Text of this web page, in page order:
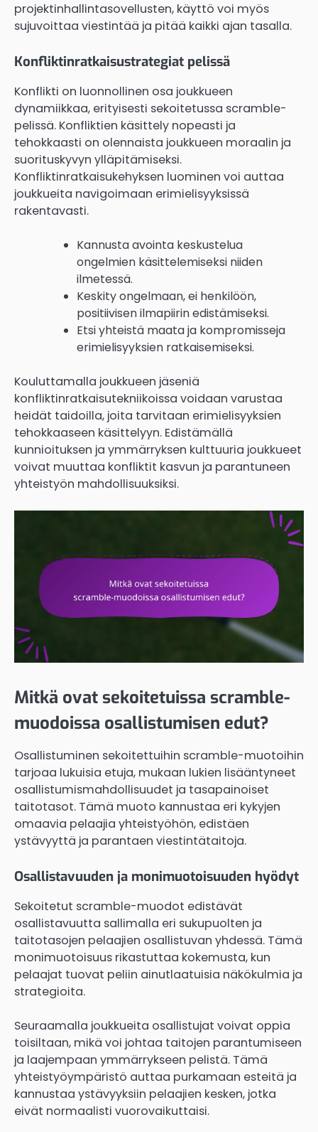
projektinhallintasovellusten, käyttö voi myös
sujuvoittaa viestintää ja pitää kaikki ajan tasalla.
Konfliktinratkaisustrategiat pelissä
Konflikti on luonnollinen osa joukkueen
dynamiikkaa, erityisesti sekoitetussa scramble-
pelissä. Konfliktien käsittely nopeasti ja
tehokkaasti on olennaista joukkueen moraalin ja
suorituskyvyn ylläpitämiseksi.
Konfliktinratkaisukehyksen luominen voi auttaa
joukkueita navigoimaan erimielisyyksissä
rakentavasti.
Kannusta avointa keskustelua
ongelmien käsittelemiseksi niiden
ilmetessä.
Keskity ongelmaan, ei henkilöön,
positiivisen ilmapiirin edistämiseksi.
Etsi yhteistä maata ja kompromisseja
erimielisyyksien ratkaisemiseksi.
Kouluttamalla joukkueen jäseniä
konfliktinratkaisutekniikoissa voidaan varustaa
heidät taidoilla, joita tarvitaan erimielisyyksien
tehokkaaseen käsittelyyn. Edistämällä
kunnioituksen ja ymmärryksen kulttuuria joukkueet
voivat muuttaa konfliktit kasvun ja parantuneen
yhteistyön mahdollisuuksiksi.
Mitkä ovat sekoitetuissa scramble-
muodoissa osallistumisen edut?
Osallistuminen sekoitettuihin scramble-muotoihin
tarjoaa lukuisia etuja, mukaan lukien lisääntyneet
osallistumismahdollisuudet ja tasapainoiset
taitotasot. Tämä muoto kannustaa eri kykyjen
omaavia pelaajia yhteistyöhön, edistäen
ystävyyttä ja parantaen viestintätaitoja.
Osallistavuuden ja monimuotoisuuden hyödyt
Sekoitetut scramble-muodot edistävät
osallistavuutta sallimalla eri sukupuolten ja
taitotasojen pelaajien osallistuvan yhdessä. Tämä
monimuotoisuus rikastuttaa kokemusta, kun
pelaajat tuovat peliin ainutlaatuisia näkökulmia ja
strategioita.
Seuraamalla joukkueita osallistujat voivat oppia
toisiltaan, mikä voi johtaa taitojen parantumiseen
ja laajempaan ymmärrykseen pelistä. Tämä
yhteistyöympäristö auttaa purkamaan esteitä ja
kannustaa ystävyyksiin pelaajien kesken, jotka
eivät normaalisti vuorovaikuttaisi.